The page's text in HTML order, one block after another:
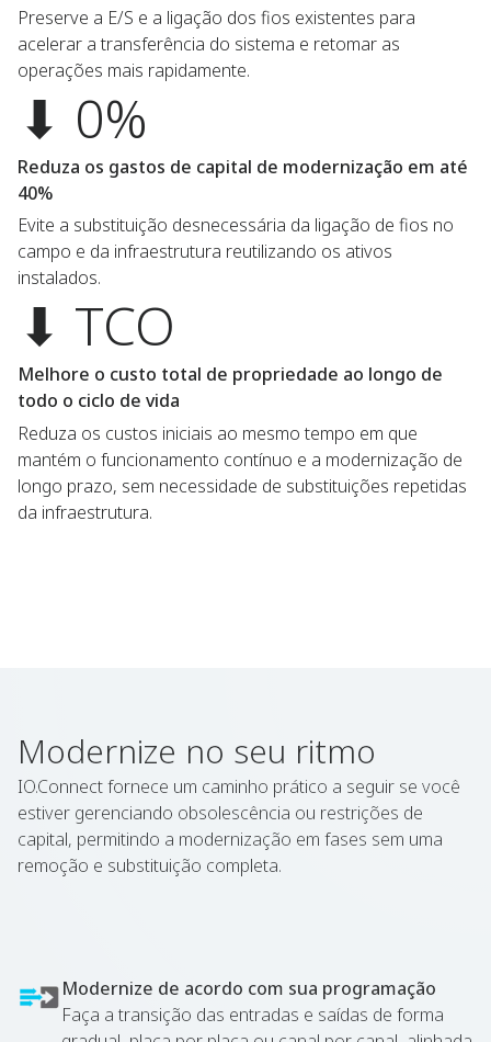
Preserve a E/S e a ligação dos fios existentes para
acelerar a transferência do sistema e retomar as
operações mais rapidamente.
⬇ 0%
Reduza os gastos de capital de modernização em até
40%
Evite a substituição desnecessária da ligação de fios no
campo e da infraestrutura reutilizando os ativos
instalados.
⬇ TCO
Melhore o custo total de propriedade ao longo de
todo o ciclo de vida
Reduza os custos iniciais ao mesmo tempo em que
mantém o funcionamento contínuo e a modernização de
longo prazo, sem necessidade de substituições repetidas
da infraestrutura.
Modernize no seu ritmo
IO.Connect fornece um caminho prático a seguir se você
estiver gerenciando obsolescência ou restrições de
capital, permitindo a modernização em fases sem uma
remoção e substituição completa.
Modernize de acordo com sua programação
Faça a transição das entradas e saídas de forma